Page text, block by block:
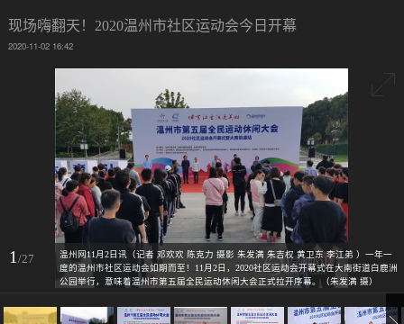
现场嗨翻天！2020温州市社区运动会今日开幕
2020-11-02 16:42
1/27
温州网11月2日讯（记者 邓欢欢 陈克力 摄影 朱发满 朱吉权 黄卫东 李江弟 ）一年一
度的温州市社区运动会如期而至！11月2日，2020社区运动会开幕式在大南街道白鹿洲
公园举行，意味着温州市第五届全民运动休闲大会正式拉开序幕。（朱发满 摄）